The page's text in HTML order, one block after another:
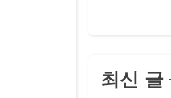
최신 글